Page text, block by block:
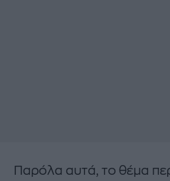
Παρόλα αυτά, το θέμα